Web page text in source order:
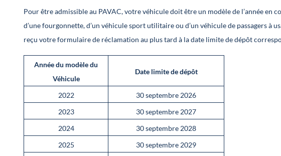
Pour être admissible au PAVAC, votre véhicule doit être un modèle de l’année en
d’une fourgonnette, d’un véhicule sport utilitaire ou d’un véhicule de passagers à
reçu votre formulaire de réclamation au plus tard à la date limite de dépôt
Année du modèle du
Véhicule
Date limite de dépôt
2022
30 septembre 2026
2023
30 septembre 2027
2024
30 septembre 2028
2025
30 septembre 2029